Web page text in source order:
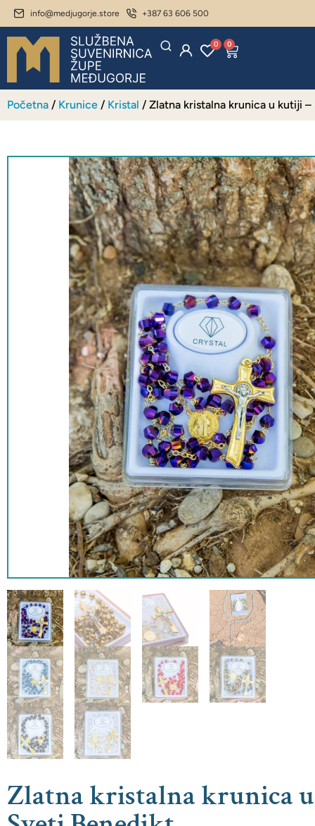
info@medjugorje.store +387 63 606 500
0 0
Početna / Krunice / Kristal / Zlatna kristalna krunica u kutiji
Zlatna kristalna krunica